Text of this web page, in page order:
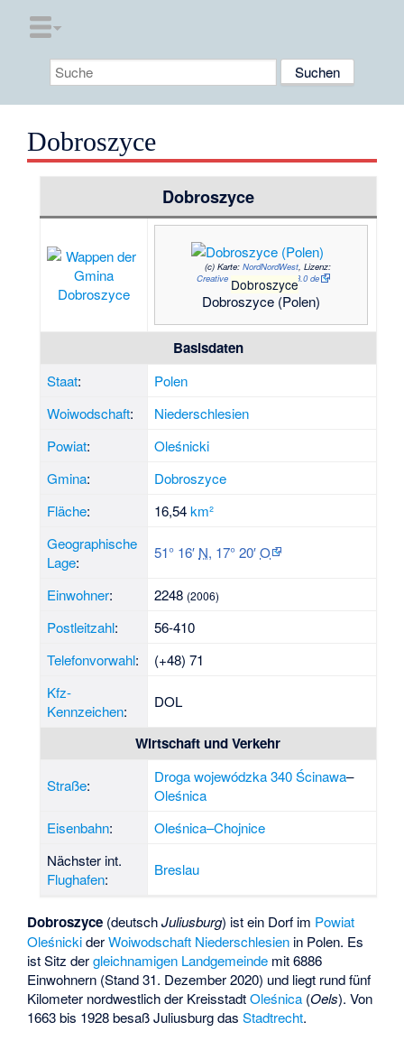
Dobroszyce
Dobroszyce
(c)Karte:NordNordWest, Lizenz:
Creative Commons by-sa-3.0 de
Dobroszyce (Polen)
Dobroszyce
Basisdaten
Staat:
Polen
Woiwodschaft:
Niederschlesien
Powiat:
Oleśnicki
Gmina:
Dobroszyce
Fläche: 16,54km²
Geographische
Lage:
51° 16′ N, 17° 20′O
Einwohner: 2248 (2006)
Postleitzahl:
56-410
Telefonvorwahl:
(+48) 71
Kfz-
Kennzeichen:
DOL
Wirtschaft und Verkehr
Straße: Droga wojewódzka 340 Ścinawa–
Oleśnica
Eisenbahn:
Oleśnica–Chojnice
Nächster int.
Flughafen:
Breslau
Dobroszyce (deutschJuliusburg) ist ein Dorf im Powiat
OleśnickiderWoiwodschaft Niederschlesien in Polen. Es
ist Sitz dergleichnamigen Landgemeinde mit 6886
Einwohnern (Stand 31. Dezember 2020) und liegt rund fünf
Kilometer nordwestlich der KreisstadtOleśnica (Oels). Von
1663 bis 1928 besaß Juliusburg dasStadtrecht.